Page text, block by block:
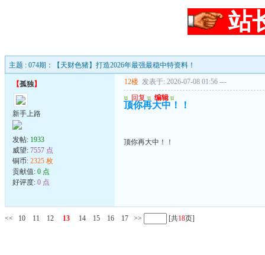
站
主题 : 074期：【天财色猪】打造2026年最强最稳中特资料！
【孤独】
新手上路
发帖: 1933
威望: 7557 点
铜币: 2325 枚
贡献值: 0 点
好评度: 0 点
12楼 发表于: 2026-07-08 01:56 ---
u 回复 u 编辑 u
顶你再大中！！
顶你再大中！！
<< 10 11 12 13 14 15 16 17 >> [共18页]